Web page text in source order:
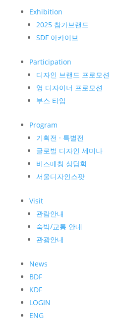
Exhibition
2025 참가브랜드
SDF 아카이브
Participation
디자인 브랜드 프로모션
영 디자이너 프로모션
부스 타입
Program
기획전 · 특별전
글로벌 디자인 세미나
비즈매칭 상담회
서울디자인스팟
Visit
관람안내
숙박/교통 안내
관광안내
News
BDF
KDF
LOGIN
ENG